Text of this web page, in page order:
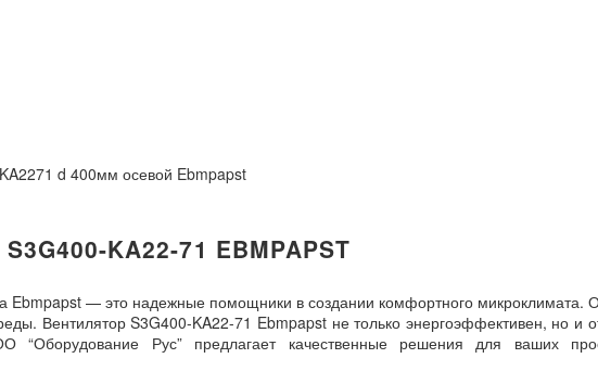
d 400мм осевой Ebmpapst
KA22-71 EBMPAPST
Ebmpapst — это надежные помощники в создании комфортного
Вентилятор S3G400-KA22-71 Ebmpapst не только энергоэффективен, но и
“Оборудование Рус” предлагает качественные решения для ваших